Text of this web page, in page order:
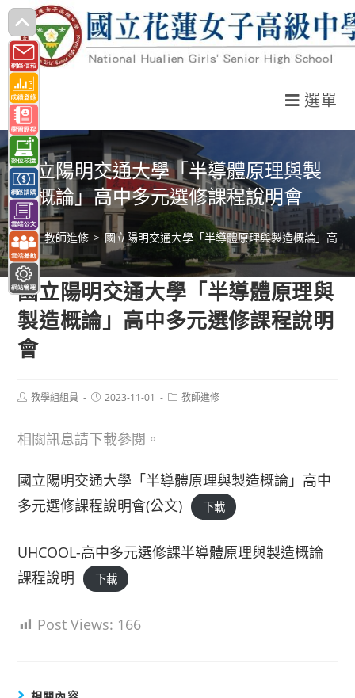
跳
轉
至
主
要
內
容
選單
國立陽明交通大學「半導體原理與製
造概論」高中多元選修課程說明會
> 教師進修 > 國立陽明交通大學「半導體原理與製造概論」高中
國立陽明交通大學「半導體原理與
製造概論」高中多元選修課程說明
會
Post教學組組員
Post2023-11-01
Post教師進修
相關訊息請下載參閱。
國立陽明交通大學「半導體原理與製造概論」高中
多元選修課程說明會(公文)
下載
UHCOOL-高中多元選修課半導體原理與製造概論
課程說明
下載
Post Views: 166